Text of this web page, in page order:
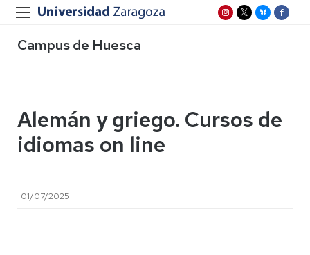
Campus de Huesca
Alemán y griego. Cursos de
idiomas on line
01/07/2025